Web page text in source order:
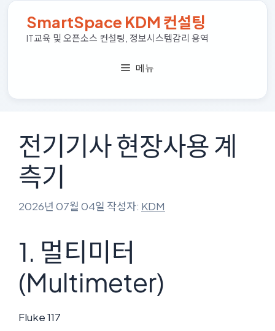
컨
SmartSpace KDM 컨설팅
IT교육 및 오픈소스 컨설팅, 정보시스템감리 용역
메뉴
전기기사 현장사용 계
측기
2026년 07월 04일 작성자: KDM
1. 멀티미터
(Multimeter)
Fluke 117